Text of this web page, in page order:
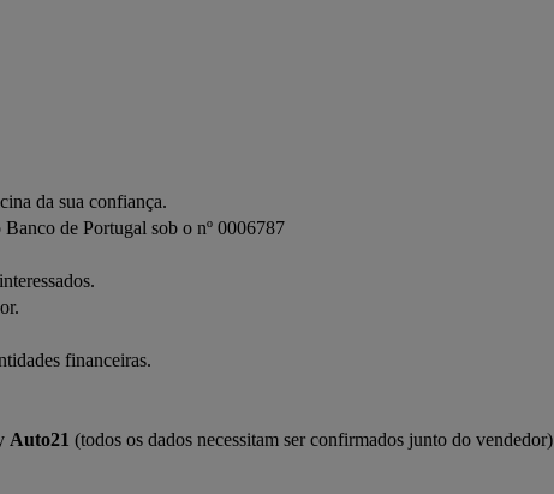
da sua confiança.
de Portugal sob o nº 0006787
financeiras.
Auto21 (todos os dados necessitam ser confirmados junto do vendedor)